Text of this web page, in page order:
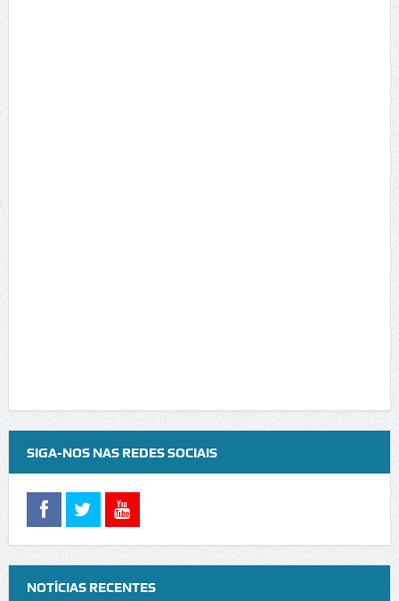
SIGA-NOS NAS REDES SOCIAIS
NOTÍCIAS RECENTES